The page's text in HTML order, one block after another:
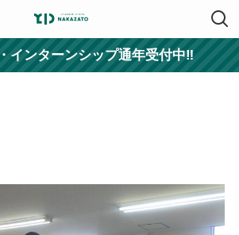
インターンシップ通年受付中‼